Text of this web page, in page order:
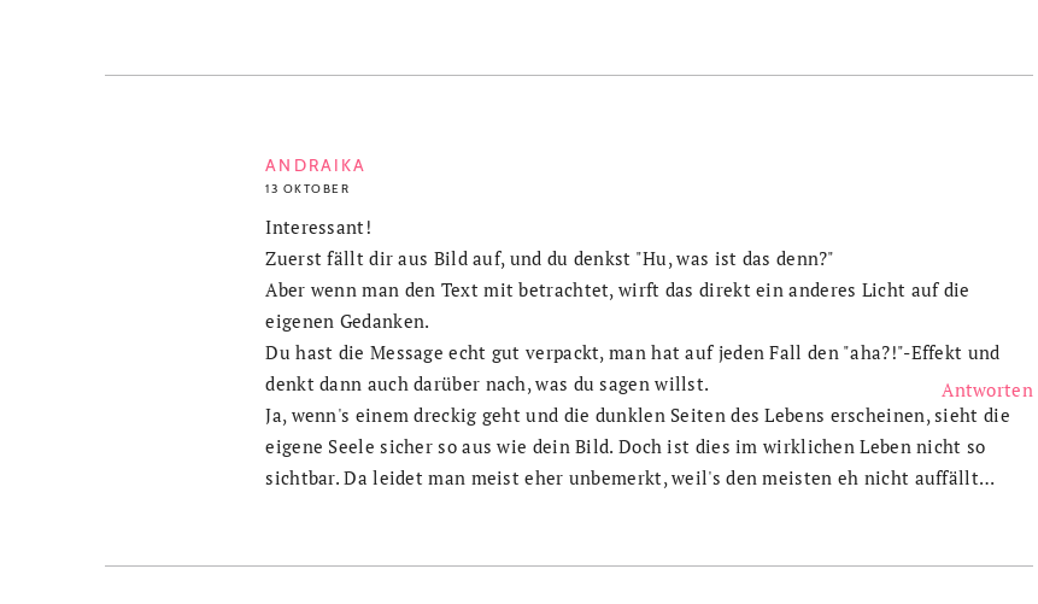
ANDRAIKA
13 OKTOBER
Interessant!
Zuerst fällt dir aus Bild auf, und du denkst "Hu, was ist das denn?"
Aber wenn man den Text mit betrachtet, wirft das direkt ein anderes Licht auf die
eigenen Gedanken.
Du hast die Message echt gut verpackt, man hat auf jeden Fall den "aha?!"-Effekt und
denkt dann auch darüber nach, was du sagen willst.
Ja, wenn's einem dreckig geht und die dunklen Seiten des Lebens erscheinen, sieht die
eigene Seele sicher so aus wie dein Bild. Doch ist dies im wirklichen Leben nicht so
sichtbar. Da leidet man meist eher unbemerkt, weil's den meisten eh nicht auffällt…
Antworten